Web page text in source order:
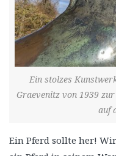
Ein stolzes
Graevenitz von 1939
auf
Ein Pferd sollte her!